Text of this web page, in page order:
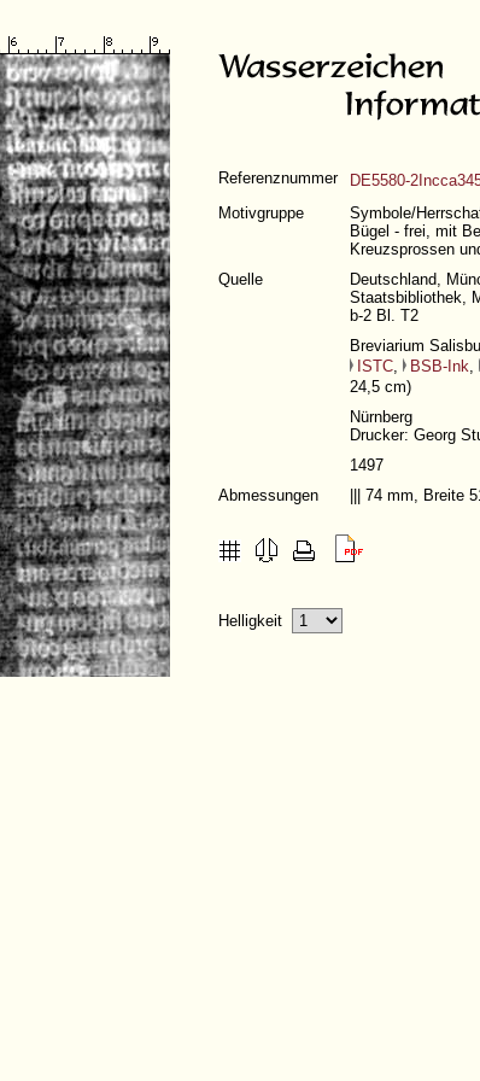
Referenznummer
DE5580-
Motivgruppe
Symbole/
Bügel - frei, mit
Kreuzsprossen
Quelle
Deutschland,
Staatsbibliothek,
b-2 Bl. T2
Breviarium
ISTC, BSB-Ink,
24,5 cm)
Nürnberg
Drucker: Georg
1497
Abmessungen
||| 74 mm, Breite
Helligkeit